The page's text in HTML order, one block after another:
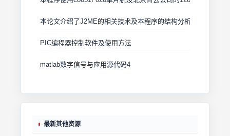
本论文介绍了J2ME的相关技术及本程序的结构分析和具体功能
PIC编程器控制软件及使用方法
matlab数字信号与应用源代码4
最新其他资源